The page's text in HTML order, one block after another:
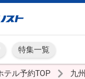
特集一覧
テル予約TOP 九州